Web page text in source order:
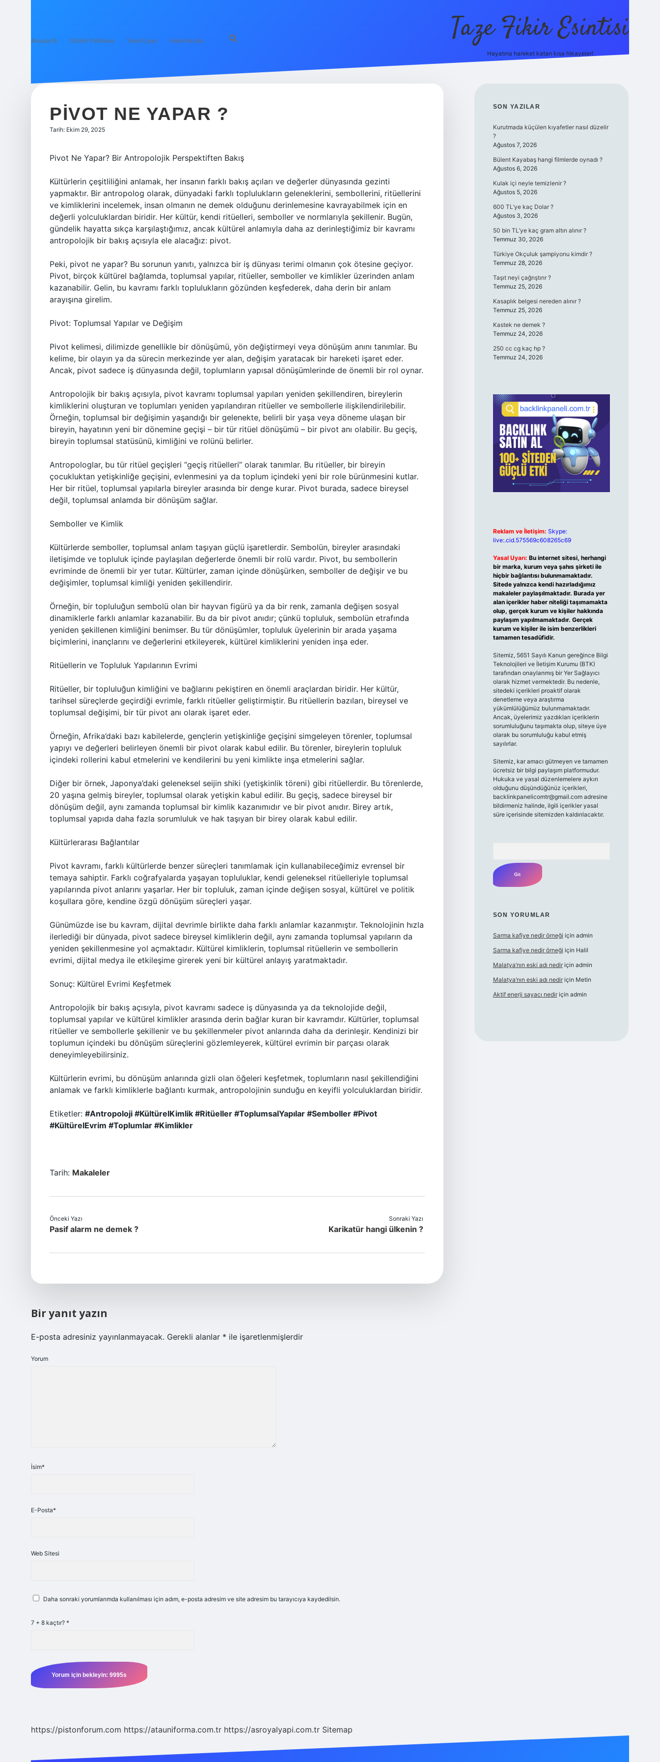
Anasayfa Gizlilik Politikası Yasal Uyarı Hakkımızda Taze Fikir Esintisi
Hayatına hareket katan kısa hikayeler!
PIVOT NE YAPAR ?
Tarih: Ekim 29, 2025
Pivot Ne Yapar? Bir Antropolojik Perspektiften Bakış
Kültürlerin çeşitliliğini anlamak, her insanın farklı bakış açıları ve değerler dünyasında gezinti
yapmaktır. Bir antropolog olarak, dünyadaki farklı toplulukların geleneklerini, sembollerini, ritüellerini
ve kimliklerini incelemek, insan olmanın ne demek olduğunu derinlemesine kavrayabilmek için en
değerli yolculuklardan biridir. Her kültür, kendi ritüelleri, semboller ve normlarıyla şekillenir. Bugün,
gündelik hayatta sıkça karşılaştığımız, ancak kültürel anlamıyla daha az derinleştiğimiz bir kavramı
antropolojik bir bakış açısıyla ele alacağız: pivot.
Peki, pivot ne yapar? Bu sorunun yanıtı, yalnızca bir iş dünyası terimi olmanın çok ötesine geçiyor.
Pivot, birçok kültürel bağlamda, toplumsal yapılar, ritüeller, semboller ve kimlikler üzerinden anlam
kazanabilir. Gelin, bu kavramı farklı toplulukların gözünden keşfederek, daha derin bir anlam
arayışına girelim.
Pivot: Toplumsal Yapılar ve Değişim
Pivot kelimesi, dilimizde genellikle bir dönüşümü, yön değiştirmeyi veya dönüşüm anını tanımlar. Bu
kelime, bir olayın ya da sürecin merkezinde yer alan, değişim yaratacak bir hareketi işaret eder.
Ancak, pivot sadece iş dünyasında değil, toplumların yapısal dönüşümlerinde de önemli bir rol oynar.
Antropolojik bir bakış açısıyla, pivot kavramı toplumsal yapıları yeniden şekillendiren, bireylerin
kimliklerini oluşturan ve toplumları yeniden yapılandıran ritüeller ve sembollerle ilişkilendirilebilir.
Örneğin, toplumsal bir değişimin yaşandığı bir gelenekte, belirli bir yaşa veya döneme ulaşan bir
bireyin, hayatının yeni bir dönemine geçişi – bir tür ritüel dönüşümü – bir pivot anı olabilir. Bu geçiş,
bireyin toplumsal statüsünü, kimliğini ve rolünü belirler.
Antropologlar, bu tür ritüel geçişleri “geçiş ritüelleri” olarak tanımlar. Bu ritüeller, bir bireyin
çocukluktan yetişkinliğe geçişini, evlenmesini ya da toplum içindeki yeni bir role bürünmesini kutlar.
Her bir ritüel, toplumsal yapılarla bireyler arasında bir denge kurar. Pivot burada, sadece bireysel
değil, toplumsal anlamda bir dönüşüm sağlar.
Semboller ve Kimlik
Kültürlerde semboller, toplumsal anlam taşıyan güçlü işaretlerdir. Sembolün, bireyler arasındaki
iletişimde ve topluluk içinde paylaşılan değerlerde önemli bir rolü vardır. Pivot, bu sembollerin
evriminde de önemli bir yer tutar. Kültürler, zaman içinde dönüşürken, semboller de değişir ve bu
değişimler, toplumsal kimliği yeniden şekillendirir.
Örneğin, bir topluluğun sembolü olan bir hayvan figürü ya da bir renk, zamanla değişen sosyal
dinamiklerle farklı anlamlar kazanabilir. Bu da bir pivot anıdır; çünkü topluluk, sembolün etrafında
yeniden şekillenen kimliğini benimser. Bu tür dönüşümler, topluluk üyelerinin bir arada yaşama
biçimlerini, inançlarını ve değerlerini etkileyerek, kültürel kimliklerini yeniden inşa eder.
Ritüellerin ve Topluluk Yapılarının Evrimi
Ritüeller, bir topluluğun kimliğini ve bağlarını pekiştiren en önemli araçlardan biridir. Her kültür,
tarihsel süreçlerde geçirdiği evrimle, farklı ritüeller geliştirmiştir. Bu ritüellerin bazıları, bireysel ve
toplumsal değişimi, bir tür pivot anı olarak işaret eder.
Örneğin, Afrika’daki bazı kabilelerde, gençlerin yetişkinliğe geçişini simgeleyen törenler, toplumsal
yapıyı ve değerleri belirleyen önemli bir pivot olarak kabul edilir. Bu törenler, bireylerin topluluk
içindeki rollerini kabul etmelerini ve kendilerini bu yeni kimlikte inşa etmelerini sağlar.
Diğer bir örnek, Japonya’daki geleneksel seijin shiki (yetişkinlik töreni) gibi ritüellerdir. Bu törenlerde,
20 yaşına gelmiş bireyler, toplumsal olarak yetişkin kabul edilir. Bu geçiş, sadece bireysel bir
dönüşüm değil, aynı zamanda toplumsal bir kimlik kazanımıdır ve bir pivot anıdır. Birey artık,
toplumsal yapıda daha fazla sorumluluk ve hak taşıyan bir birey olarak kabul edilir.
Kültürlerarası Bağlantılar
Pivot kavramı, farklı kültürlerde benzer süreçleri tanımlamak için kullanabileceğimiz evrensel bir
temaya sahiptir. Farklı coğrafyalarda yaşayan topluluklar, kendi geleneksel ritüelleriyle toplumsal
yapılarında pivot anlarını yaşarlar. Her bir topluluk, zaman içinde değişen sosyal, kültürel ve politik
koşullara göre, kendine özgü dönüşüm süreçleri yaşar.
Günümüzde ise bu kavram, dijital devrimle birlikte daha farklı anlamlar kazanmıştır. Teknolojinin hızla
ilerlediği bir dünyada, pivot sadece bireysel kimliklerin değil, aynı zamanda toplumsal yapıların da
yeniden şekillenmesine yol açmaktadır. Kültürel kimliklerin, toplumsal ritüellerin ve sembollerin
evrimi, dijital medya ile etkileşime girerek yeni bir kültürel anlayış yaratmaktadır.
Sonuç: Kültürel Evrimi Keşfetmek
Antropolojik bir bakış açısıyla, pivot kavramı sadece iş dünyasında ya da teknolojide değil,
toplumsal yapılar ve kültürel kimlikler arasında derin bağlar kuran bir kavramdır. Kültürler, toplumsal
ritüeller ve sembollerle şekillenir ve bu şekillenmeler pivot anlarında daha da derinleşir. Kendinizi bir
toplumun içindeki bu dönüşüm süreçlerini gözlemleyerek, kültürel evrimin bir parçası olarak
deneyimleyebilirsiniz.
Kültürlerin evrimi, bu dönüşüm anlarında gizli olan öğeleri keşfetmek, toplumların nasıl şekillendiğini
anlamak ve farklı kimliklerle bağlantı kurmak, antropolojinin sunduğu en keyifli yolculuklardan biridir.
Etiketler: #Antropoloji #KültürelKimlik #Ritüeller #ToplumsalYapılar #Semboller #Pivot
#KültürelEvrim #Toplumlar #Kimlikler
Tarih: Makaleler
Önceki Yazı
Pasif alarm ne demek ?
Sonraki Yazı
Karikatür hangi ülkenin ?
Bir yanıt yazın
E-posta adresiniz yayınlanmayacak. Gerekli alanlar * ile işaretlenmişlerdir
Yorum
İsim*
E-Posta*
Web Sitesi
Daha sonraki yorumlarımda kullanılması için adım, e-posta adresim ve site adresim bu tarayıcıya kaydedilsin.
7 + 8 kaçtır? *
https://pistonforum.com https://atauniforma.com.tr https://asroyalyapi.com.tr Sitemap
SIDEBAR
SON YAZILAR
Kurutmada küçülen kıyafetler nasıl düzelir
?
Ağustos 7, 2026
Bülent Kayabaş hangi filmlerde oynadı ?
Ağustos 6, 2026
Kulak içi neyle temizlenir ?
Ağustos 5, 2026
600 TL’ye kaç Dolar ?
Ağustos 3, 2026
50 bin TL’ye kaç gram altın alınır ?
Temmuz 30, 2026
Türkiye Okçuluk şampiyonu kimdir ?
Temmuz 28, 2026
Taşıt neyi çağrıştırır ?
Temmuz 25, 2026
Kasaplık belgesi nereden alınır ?
Temmuz 25, 2026
Kastek ne demek ?
Temmuz 24, 2026
250 cc cg kaç hp ?
Temmuz 24, 2026
Reklam ve İletişim: Skype:
live:.cid.575569c608265c69
Yasal Uyarı: Bu internet sitesi, herhangi
bir marka, kurum veya şahıs şirketi ile
hiçbir bağlantısı bulunmamaktadır.
Sitede yalnızca kendi hazırladığımız
makaleler paylaşılmaktadır. Burada yer
alan içerikler haber niteliği taşımamakta
olup, gerçek kurum ve kişiler hakkında
paylaşım yapılmamaktadır. Gerçek
kurum ve kişiler ile isim benzerlikleri
tamamen tesadüfidir.
Sitemiz, 5651 Sayılı Kanun gereğince Bilgi
Teknolojileri ve İletişim Kurumu (BTK)
tarafından onaylanmış bir Yer Sağlayıcı
olarak hizmet vermektedir. Bu nedenle,
sitedeki içerikleri proaktif olarak
denetleme veya araştırma
yükümlülüğümüz bulunmamaktadır.
Ancak, üyelerimiz yazdıkları içeriklerin
sorumluluğunu taşımakta olup, siteye üye
olarak bu sorumluluğu kabul etmiş
sayılırlar.
Sitemiz, kar amacı gütmeyen ve tamamen
ücretsiz bir bilgi paylaşım platformudur.
Hukuka ve yasal düzenlemelere aykırı
olduğunu düşündüğünüz içerikleri,
backlinkpanelicomtr@gmail.comadresine
bildirmeniz halinde, ilgili içerikler yasal
süre içerisinde sitemizden kaldırılacaktır.
SON YORUMLAR
Sarma kafiye nedir örneği için admin
Sarma kafiye nedir örneği için Halil
Malatya’nın eski adı nediriçin admin
Malatya’nın eski adı nediriçin Metin
Aktif enerji sayacı nediriçin admin